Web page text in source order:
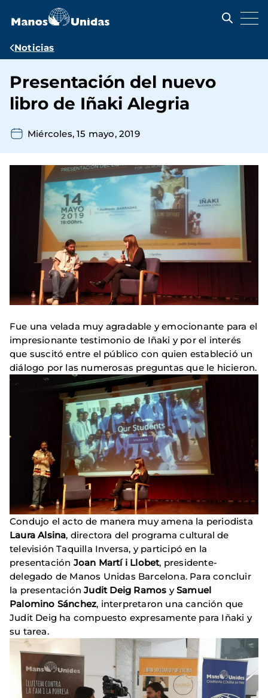
contenido
Ruta
navegación
Noticias
Presentación del nuevo
libro de Iñaki Alegria
Miércoles, 15 mayo, 2019
Fue una velada muy agradable y emocionante para el
impresionante testimonio de Iñaki y por el interés
que suscitó entre el público con quien estableció un
diálogo por las numerosas preguntas que le hicieron.
Condujo el acto de manera muy amena la periodista
Laura Alsina, directora del programa cultural de
televisión Taquilla Inversa, y participó en la
presentación Joan Martí i Llobet, presidente-
delegado de Manos Unidas Barcelona. Para concluir
la presentaciónJudit Deig Ramos ySamuel
Palomino Sánchez, interpretaron una canción que
Judit Deig ha compuesto expresamente para Iñaki y
su tarea.